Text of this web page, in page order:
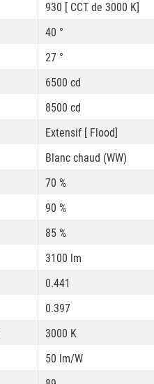
930 [ CCT de 3000 K]
40 °
27 °
6500 cd
8500 cd
Extensif [ Flood]
Blanc chaud (WW)
70 %
90 %
85 %
3100 lm
0.441
0.397
3000 K
50 lm/W